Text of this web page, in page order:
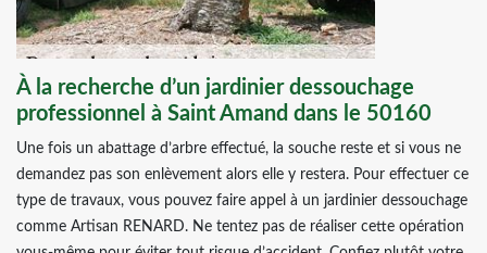
À la recherche d’un jardinier dessouchage
professionnel à Saint Amand dans le 50160
Une fois un abattage d’arbre effectué, la souche reste et si vous ne
demandez pas son enlèvement alors elle y restera. Pour effectuer ce
type de travaux, vous pouvez faire appel à un jardinier dessouchage
comme Artisan RENARD. Ne tentez pas de réaliser cette opération